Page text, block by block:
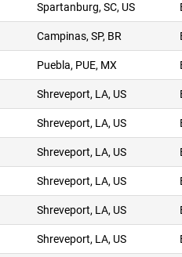
Spartanburg, SC, US
Campinas, SP, BR
Puebla, PUE, MX
Shreveport, LA, US
Shreveport, LA, US
Shreveport, LA, US
Shreveport, LA, US
Shreveport, LA, US
Shreveport, LA, US